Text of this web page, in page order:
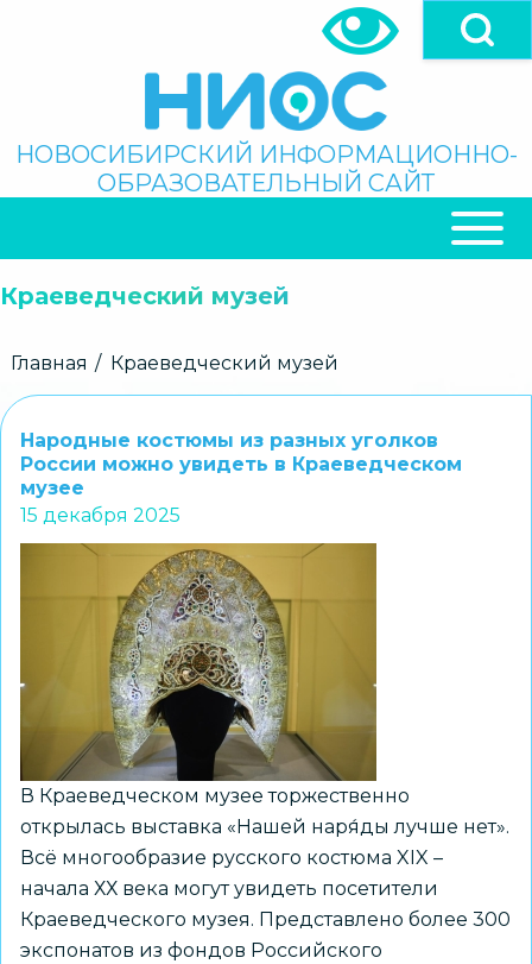
Поиск
НОВОСИБИРСКИЙ ИНФОРМАЦИОННО-
ОБРАЗОВАТЕЛЬНЫЙ САЙТ
НАВИГАЦИЯ
Краеведческий музей
Строка
Главная Краеведческий музей
Народные костюмы из разных уголков
России можно увидеть в Краеведческом
музее
15 декабря 2025
В Краеведческом музее торжественно
открылась выставка «Нашей наря́ды лучше нет».
Всё многообразие русского костюма XIX –
начала ХХ века могут увидеть посетители
Краеведческого музея. Представлено более 300
экспонатов из фондов Российского